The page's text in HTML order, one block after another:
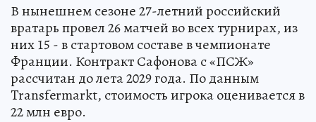
В нынешнем сезоне 27-летний российский
вратарь провел 26 матчей во всех турнирах, из
них 15 - в стартовом составе в чемпионате
Франции. Контракт Сафонова с «ПСЖ»
рассчитан до лета 2029 года. По данным
Transfermarkt, стоимость игрока оценивается в
22 млн евро.